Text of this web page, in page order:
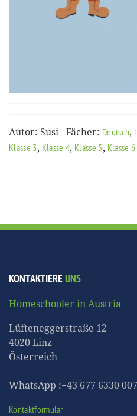
Autor: Susi| Fächer: Deutsch,
Klasse 3, Klasse 4, Klasse 5, Klasse 6
KONTAKTIEREUNS
Homeschooler in Austria
Lüfteneggerstraße 12
4020 Linz
Österreich
WhatsApp :+43 677 6330
Kontaktformular